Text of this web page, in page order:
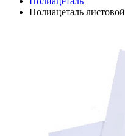
Полиацеталь листовой